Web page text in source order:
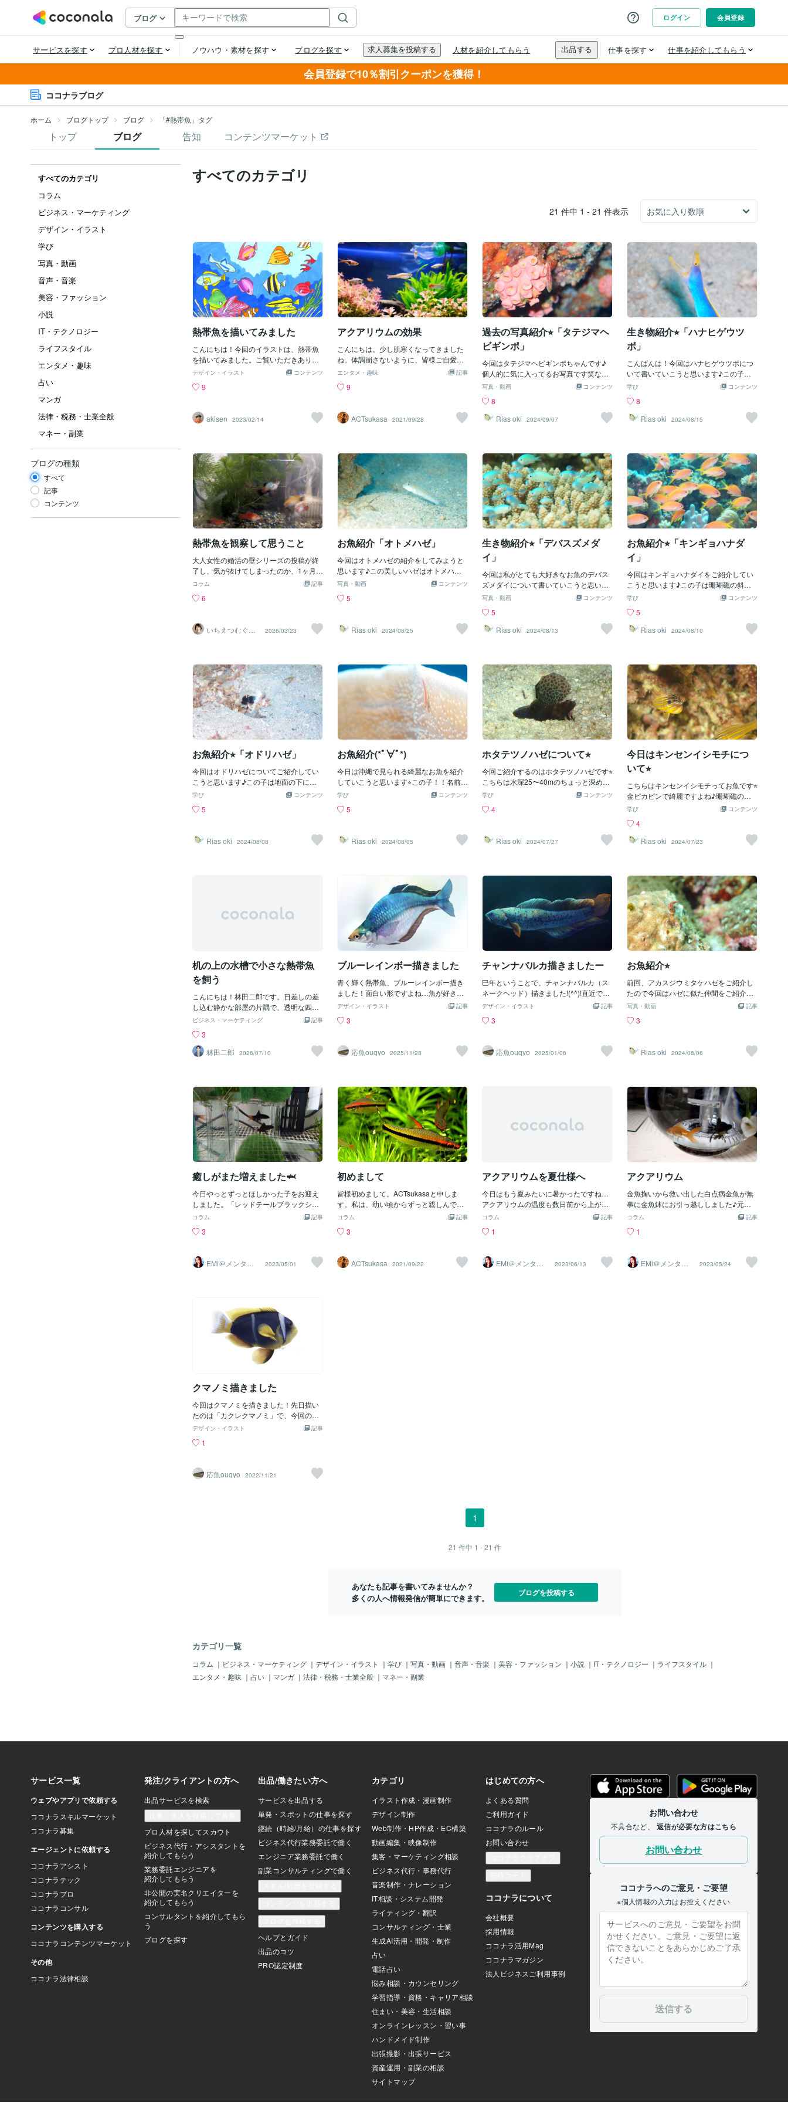
会員登録で10％割引クーポンを獲得！
ココナラブログ
ホーム ブログトップ ブログ 「#熱帯魚」タグ
トップ ブログ 告知 コンテンツマーケット
すべてのカテゴリ
コラム
ビジネス・マーケティング
デザイン・イラスト
学び
写真・動画
音声・音楽
美容・ファッション
小説
IT・テクノロジー
ライフスタイル
エンタメ・趣味
占い
マンガ
法律・税務・士業全般
マネー・副業
ブログの種類
すべて
記事
コンテンツ
すべてのカテゴリ
21 件中 1 - 21 件表示
熱帯魚を描いてみました
こんにちは！今回のイラストは、熱帯魚
を描いてみました。ご覧いただきありが
とうございます。次回作もお楽しみに！
コンテンツ
デザイン・イラスト
9
akisen 2023/02/14
アクアリウムの効果
こんにちは。少し肌寒くなってきました
ね。体調崩さないように、皆様ご自愛く
ださい。さて、アクアリウムには様々な
の中で代表的な効果といえば、リラック
族館の水槽ならわかるけど」などいろい
ろな意見があるかと思いますが、実はち
社と国立大学法人岐阜大学によると、複
数の被験者に「水槽のある空間」と「水
槽のない空間」のいずれかにおいて15分
間、英文のタイピングにより意図的にス
トレスを与えるVDT作業と10分の休憩を
してもらい、その間の心理的・生理的な
反応を心拍変動によって測定するという
実験をしました。そして、観賞魚を眺め
ている被験者の心拍変動とストレス度合
いを表す物質（唾液アミラーゼ）の計測
と質問紙調査を行いました。すると、観
賞魚を眺めている被験者の方が、リラッ
クスしているという結果が出ており、観
和らげる効果があることが明らかになり
明されており、アクアリウムセラピーと
いう名称で注目されています。よく病院
対する不安や緊張を和らげるために設置
されています。いかがでしたでしょう
か。魚や水草を飼育するだけでなく、ア
クアリウムには人を癒す効果がありま
す。もちろんこれ以外にも。色々なスト
レスで溢れかえっている現代社会。ぜ
ひ、ご自宅や職場にアクアリウムを設置
してみてはいかがでしょうか？もしご興
味ありましたら、お気軽にお声がけく
記事
エンタメ・趣味
9
ACTsukasa 2021/09/28
過去の写真紹介⭐︎「タテジマヘ
ビギンポ」
今回はタテジマヘビギンポちゃんです♪
個人的に気に入ってるお写真です笑なか
なか綺麗に撮れてると思います笑お写真
水深10m前後で見られ、潮通しの良い岩
礁やサンゴ礁で普通に見られます♪ほぼ
移動しないので写真も撮りやすいです⭐︎練
コンテンツ
写真・動画
8
Rias oki
2024/09/07
生き物紹介⭐︎「ハナヒゲウツ
ボ」
こんばんは！今回はハナヒゲウツボにつ
いて書いていこうと思います♪この子も
沖縄で見られるお魚なんですよ★とても
なんですが、怖い感じではなくとても可
愛くて面白いんですよ⭐︎この子はずっとお
口を全開に開けていて威嚇をするんです
知識なんですがお鼻の大きな花びらは水
流の振動を感知できるんです！！ちなみ
に写真の青色と黄色の個体は成熟した雄
なんです！成熟したメスは真っ黄色で、
未成熟のオスは真っ黒なんです！状態に
よって体色のカラーバリエーションが異
なるんです！面白いですよね笑今回はこ
こまで！読んでいただきありがとうござ
いました⭐︎
コンテンツ
学び
8
Rias oki
2024/08/15
熱帯魚を観察して思うこと
大人女性の婚活の壁シリーズの投稿が終
了し、気が抜けてしまったのか、1ヶ月以
上、放置していました💦今日は、久しぶ
真で、スミマセン！これは、我が家に1ヶ
それぞれに名前を付けたので、紹介しま
すね。画面向かって左から アカコ、コ
は、写真では、見えませんが、白地に黒
い斑点があるのです。魚を飼うのは、小
学生以来で、飼う気は全くなかったので
すが、夫がホームセンターで買って来た
のです。水換えが週１、カルキ抜いて、
水槽の半量の水を交換、環境整備とスト
レス対応のためバクテリアと塩を入れて
終了。餌は毎日1回、ひとつまみ程度。餌
の袋を水槽の外から見せると、みんな寄
って来ます。1ヶ月経つと、最初より確実
に可愛く感じるようになっています。私
が最初に名付けたのは、あおちゃんでし
た。明らかに、他の4匹と群れず、別行動
気になり、名前を付けました。よく見て
ような行動を頻繁に取り、そのたびにあ
おちゃんは水槽の隅に追いやられ、水草
うでも、我関せず、マイペースな性格な
のかも？ということが判明しました。こ
から一番大きかった黄色
記事
コラム
6
いちえつむぐ☆
婚活アドバイス1
2026/03/23
お魚紹介「オトメハゼ」
今回はオトメハゼの紹介をしてみようと
思います♪この美しいハゼはオトメハゼ
といいます⭐︎主に海底に生息していますサ
かペアでいるんですよ♡可愛いですね♪
として見られるそうなんですが稀でレア
なんだそうですよ(´⊙ω⊙`)オトメハゼ達
生物を食べるんですよ⭐︎この食性を生かし
て、アクアリウム界隈では砂を綺麗にす
る目的で重宝されているんですよ♪今回
はここまで⭐︎オトメハゼちゃんのご紹介で
コンテンツ
写真・動画
5
Rias oki 2024/08/25
生き物紹介⭐︎「デバスズメダ
イ」
今回は私がとても大好きなお魚のデバス
ズメダイについて書いていこうと思いま
す♪水色の体色がとても美しいお魚です⭐︎
れるお魚！枝状サンゴの間を縫う様に泳
ぎ回っていて、沢山の群れで生活してい
るのでとても美しいんですよ(*≧∀≦*)でも
いっちゃうんです、、、サンゴは守って
いきたいですよね、、
コンテンツ
写真・動画
5
Rias oki
2024/08/13
お魚紹介⭐︎「キンギョハナダ
イ」
今回はキンギョハナダイをご紹介してい
こうと思います♪この子は珊瑚礁の斜面
など潮の流れがいいところで群れで見ら
をしていて、見ていて飽きないんです
よ〜♡この子はハタ科のお魚なので高級
魚のクエと近い仲間なんですよ！！ちな
雌性先熟型という特徴がありますよ⭐︎オス
の方が派手で一見、別のお魚のような見
た目なんです(・∀・)とても美しいのでダ
イビングした際は是非じっくり見てみて
くださいね★
コンテンツ
学び
5
Rias oki
2024/08/10
お魚紹介⭐︎「オドリハゼ」
今回はオドリハゼについてご紹介してい
こうと思います♪この子は地面の下に鉄
砲エビのと一緒に穴で暮らしているお魚
物なんですよ⭐︎なんでオドリハゼという名
てるんです笑どういうことかというと、
巣穴の上で胸鰭をずっとパタパタさせて
コンテンツ
学び
5
Rias oki 2024/08/08
お魚紹介(*ﾟ∀ﾟ*)
今日は沖縄で見られる綺麗なお魚を紹介
していこうと思います⭐︎この子！！名前は
アカスジウミタケハゼです♪とても小さ
ちゃう子ですがよ〜く見るととっても綺
こそこ気に入ってます笑どこにいるかと
いうと、枝状にならないサンゴの上で暮
ャコガイやシラナミガイの軟体部分（お
肉のところ）にいたりするんだそうです
よ♪同じ種類のお魚なのにこういう違い
があるのってなんでなんでしょうね！！
不思議です、、、⊂((・⊥・))⊃
コンテンツ
学び
5
Rias oki 2024/08/05
ホタテツノハゼについて⭐︎
今回ご紹介するのはホタテツノハゼです⭐︎
こちらは水深25〜40mのちょっと深めの
水深にいるんですよ！！最大の特徴はこ
色斑があるよ！オシャレ〜♡前端を前に
穴に暮らしていて、単独かペアで生活し
てます♪過去のブログでご紹介した共生
の巣穴にすぐ引っ込んじゃうから写真撮
りがとうございました♪
コンテンツ
学び
4
Rias oki 2024/07/27
今日はキンセンイシモチにつ
いて⭐︎
こちらはキンセンイシモチってお魚です⭐︎
金ピカピンで綺麗ですよね♪珊瑚礁の浅
場にごく普通に見られるお魚なんですが
の影に隠れていますテンジクダイの仲間
なんですが、この仲間達はオスが口内保
育することで有名です⭐︎お写真をよく見て
日はオスの口内保育について詳しく書い
ていこうと思います♪
コンテンツ
学び
4
Rias oki
2024/07/23
机の上の水槽で小さな熱帯魚
を飼う
こんにちは！林田二郎です。日差しの差
し込む静かな部屋の片隅で、透明な四角
い水槽をじっと眺めているときのことを
中を、鮮やかな尾ひれを揺らしながら小
さな熱帯魚たちが思い思いの方向に泳い
でいます。水底に敷き詰められた滑らか
かれているのではなく、魚たちが心地よ
く泳ぎ回り、眺める人の心が一番癒やさ
れるような絶妙なバランスで配置されて
います。私が日々向き合っているウェブ
サイトの制作という仕事は、インターネ
ットという広大な世界の片隅に、そんな
美しく調和した水槽を新しく仕立てる作
業によく似ています。画面の中に並ぶ言
葉や写真、そして四角いボタンの数々
や、その中を泳ぐ熱帯魚のようなもので
す。どれもが独自の役割を持ち、訪れた
人を喜ばせるためにそこに配置されてい
ます。しかし、ただ綺麗な魚を無秩序に
濁ってしまい、魚たちはうまく泳げなく
なってしまいます。だからこそ、光がす
おける構造とは、ユーザーの視線を自然
に導く画面の構成のことであり、魚たち
が伸び伸びと泳ぐための水の透明度は、
画面に十分な空間を設けることにあたる
のです。私はデザインを組み立てると
き、いつも頭の中で一人の大切な観察者
トを開いた瞬間に、どんな風に心が動
ま
記事
ビジネス・マーケティング
3
林田二郎
2026/07/10
ブルーレインボー描きました
青く輝く熱帯魚、ブルーレインボー描き
ました！面白い形ですよね…魚が好きで
水族館に通っていたりすると「ああ、こ
れてないないと首の後ろが急に大きくな
幼魚はいわゆる普通の「ザ魚」のシルエ
ットですが、成長すると（特にオスは）
ということで、こちらのイラストはオス
です✨ブルーレインボーはレインボーフ
ィッシュの一種で、ほかの種類もとても
綺麗なお魚が多いです。ハーフオレンジ
レインボーや、ネオンドワーフレインボ
ーなど、綺麗です！また時間を見つけて
レインボーフィッシュをいろいろと描い
てみたいですね!(^^)!
記事
デザイン・イラスト
3
応魚ougyo 2025/11/28
チャンナバルカ描きましたー
巳年ということで、チャンナバルカ（ス
ネークヘッド）描きました!(^^)!直近で観
察したのはカワスイ（川崎水族館）で
ン、更にオレンジや金色に輝いて見えま
らに水族館で見たのはとても大きく、50
センチ超えていたようなとても大きくて
記事
デザイン・イラスト
3
応魚ougyo 2025/01/06
お魚紹介⭐︎
前回、アカスジウミタケハゼをご紹介し
たので今回はハゼに似た仲間をご紹介し
ようと思います！！この子はタテジマヘ
る綺麗なお魚です♪とても簡単に見つけ
の練習にももってこいなお魚です(´∀｀*)
水深は10m付近でよく見られるので是非
記事
写真・動画
3
Rias oki 2024/08/06
癒しがまた増えました🦈
今日やっとずっとほしかった子をお迎え
しました。「レッドテールブラックシャ
ーク」というサメの名前ついたコイ科？
びりでずっと隠れてるわりに縄張り争い
とも…なので水草などで隠れ家いっぱい
にしたらそれでなくても動かないのにど
りを考えないとです。持って帰ってくる
袋の中でも喧嘩してましたし大きくなる
ほどより気性が荒くなるので飼う方はよ
く吟味してください。因みに意外と流通
してるのでアクアがあるペットショップ
には500円くらいから売ってます。
記事
コラム
3
EMi＠メンタル
ケアカウンセラ
2023/05/01
初めまして
皆様初めまして。ACTsukasaと申しま
す。私は、幼い頃からずっと親しんでき
て、資格を取得する程好きなアクアリウ
ばと思い、coconalaを始めさせていただ
種類や飼育方法、水槽の設置方法などな
ど、アクアリウムに関する様々な事を書
記事
コラム
3
ACTsukasa 2021/09/22
アクアリウムを夏仕様へ
今日はもう夏みたいに暑かったですね…
アクアリウムの温度も数日前から上がっ
ていたのでヒーターを外してクーラーを
がらないもんですね笑でも一気に下がっ
サーモがついているので良いところで止
まってくるれるししばらく様子を見たい
記事
コラム
1
EMi＠メンタル
ケアカウンセラ
2023/06/13
アクアリウム
金魚掬いから救い出した白点病金魚が無
事に金魚鉢にお引っ越ししました♪元気
になってくれてホッとしましたｗそして
槽から広い水槽へお引っ越し中です。一
たようで水合わせに時間がかかってます
がのんびりお引っ越ししてもらおうと思
記事
コラム
1
EMi＠メンタル
ケアカウンセラ
2023/05/24
クマノミ描きました
今回はクマノミを描きました！先日描い
たのは「カクレクマノミ」で、今回のは
「クマノミ」です。オレンジ色ではない
の種類、調べてみるととても多いです
ミや、黒いクマノミもいます。色とりど
りのかわいいクマノミがイソギンチャク
記事
デザイン・イラスト
1
応魚ougyo 2022/11/21
1
21 件中 1 - 21 件
あなたも記事を書いてみませんか？
多くの人へ情報発信が簡単にできます。
ブログを投稿する
カテゴリ一覧
コラム ｜ ビジネス・マーケティング ｜ デザイン・イラスト ｜ 学び ｜ 写真・動画 ｜ 音声・音楽 ｜ 美容・ファッション ｜ 小説 ｜ IT・テクノロジー ｜ ライフスタイル ｜
エンタメ・趣味 ｜ 占い ｜ マンガ ｜ 法律・税務・士業全般 ｜ マネー・副業